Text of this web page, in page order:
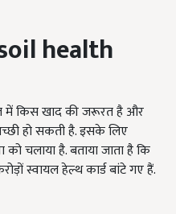
health
में किस खाद की जरूरत है और
हो सकती है. इसके लिए
चलाया है. बताया जाता है कि
स्वायल हेल्थ कार्ड बांटे गए हैं.